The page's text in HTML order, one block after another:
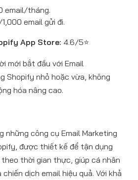
email/tháng.
email gửi đi.
App Store: 4.6/5⭐
mới bắt đầu với Email
Shopify nhỏ hoặc vừa, không
hóa nâng cao.
những công cụ Email Marketing
được thiết kế để tận dụng
thời gian thực, giúp cá nhân
dịch email hiệu quả. Với khả